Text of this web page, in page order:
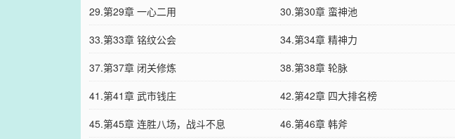
29.第29章 一心二用
30.第30章 蛮神池
33.第33章 铭纹公会
34.第34章 精神力
37.第37章 闭关修炼
38.第38章 轮脉
41.第41章 武市钱庄
42.第42章 四大排名榜
45.第45章 连胜八场，战斗不息
46.第46章 韩斧